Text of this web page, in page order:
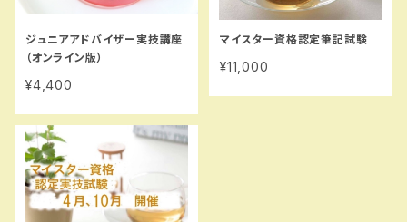
ジュニアアドバイザー実技講座
（オンライン版）
¥4,400
マイスター資格認定筆記試験
¥11,000